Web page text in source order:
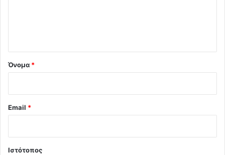
Όνομα *
Email *
Ιστότοπος